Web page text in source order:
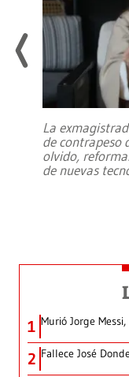
La
de contrapeso
olvido,
de nuevas
1 Murió Jorge
2 Fallece José